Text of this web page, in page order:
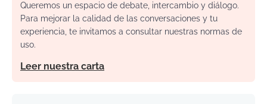
Queremos un espacio de debate, intercambio y diálogo.
Para mejorar la calidad de las conversaciones y tu
experiencia, te invitamos a consultar nuestras normas de
uso.
Leer nuestra carta